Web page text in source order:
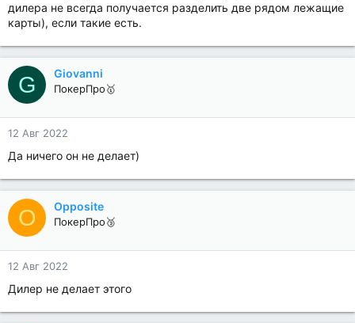
дилера не всегда получается разделить две рядом лежащие
карты), если такие есть.
G Giovanni
ПокерПро🥇
12 Авг 2022
Да ничего он не делает)
O Opposite
ПокерПро🥉
12 Авг 2022
Дилер не делает этого